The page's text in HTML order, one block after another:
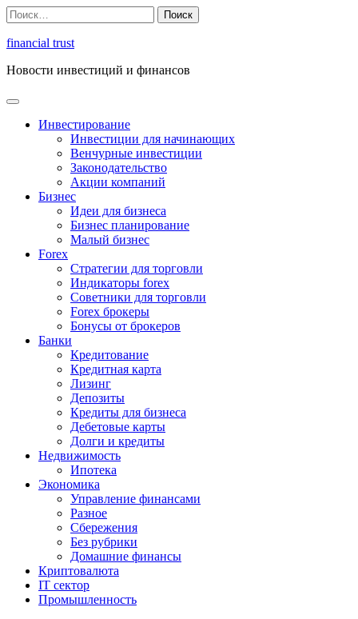
Перейти
к
содержимому
Найти:
financial trust
Новости инвестиций и финансов
Инвестирование
Инвестиции для начинающих
Венчурные инвестиции
Законодательство
Акции компаний
Бизнес
Идеи для бизнеса
Бизнес планирование
Малый бизнес
Forex
Стратегии для торговли
Индикаторы forex
Советники для торговли
Forex брокеры
Бонусы от брокеров
Банки
Кредитование
Кредитная карта
Лизинг
Депозиты
Кредиты для бизнеса
Дебетовые карты
Долги и кредиты
Недвижимость
Ипотека
Экономика
Управление финансами
Разное
Сбережения
Без рубрики
Домашние финансы
Криптовалюта
IT сектор
Промышленность